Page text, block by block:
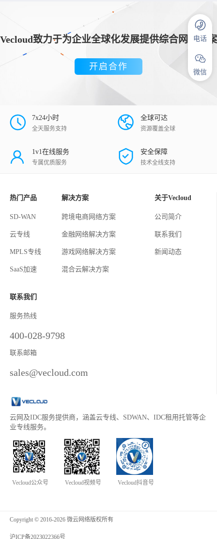
Vecloud致力于为企业全球化发展提供综合网络方案
开启合作
7x24小时
全天服务支持
全球可达
资源覆盖全球
1v1在线服务
专属优质服务
安全保障
技术全线支持
热门产品
SD-WAN
云专线
MPLS专线
SaaS加速
解决方案
跨境电商网络方案
金融网络解决方案
游戏网络解决方案
混合云解决方案
关于Vecloud
公司简介
联系我们
新闻动态
联系我们
服务热线
400-028-9798
联系邮箱
sales@vecloud.com
云网及IDC服务提供商，涵盖云专线、SDWAN、IDC租用托管等企
业专线服务。
Vecloud公众号 Vecloud视频号 Vecloud抖音号
Copyright © 2016-2026 微云网络版权所有
沪ICP备2023022366号
电话
微信